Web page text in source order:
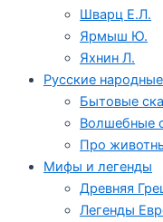
Шварц Е.Л.
Ярмыш Ю.
Яхнин Л.
Русские
Бытовые
Волшебные
Про
Мифы и легенды
Древняя
Легенды